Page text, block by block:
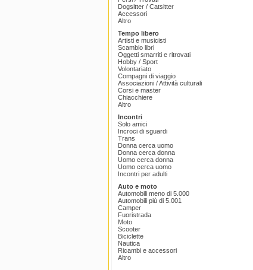
Dogsitter / Catsitter
Accessori
Altro
Tempo libero
Artisti e musicisti
Scambio libri
Oggetti smarriti e ritrovati
Hobby / Sport
Volontariato
Compagni di viaggio
Associazioni / Attività culturali
Corsi e master
Chiacchiere
Altro
Incontri
Solo amici
Incroci di sguardi
Trans
Donna cerca uomo
Donna cerca donna
Uomo cerca donna
Uomo cerca uomo
Incontri per adulti
Auto e moto
Automobili meno di 5.000
Automobili più di 5.001
Camper
Fuoristrada
Moto
Scooter
Biciclette
Nautica
Ricambi e accessori
Altro